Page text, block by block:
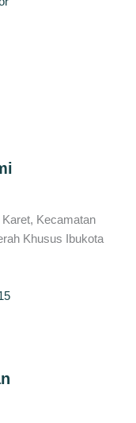
Kecamatan
Khusus Ibukota